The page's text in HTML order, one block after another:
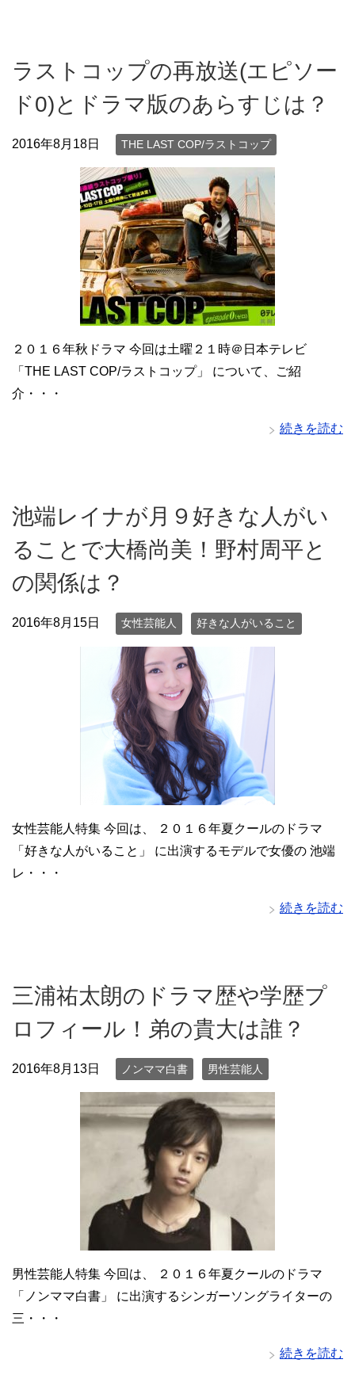
ラストコップの再放送(エピソー
ド0)とドラマ版のあらすじは？
2016年8月18日 THE LAST COP/ラストコップ
２０１６年秋ドラマ 今回は土曜２１時＠日本テレビ
「THE LAST COP/ラストコップ」 について、ご紹
介・・・
続きを読む
池端レイナが月９好きな人がい
ることで大橋尚美！野村周平と
の関係は？
2016年8月15日 女性芸能人 好きな人がいること
女性芸能人特集 今回は、 ２０１６年夏クールのドラマ
「好きな人がいること」 に出演するモデルで女優の 池端
レ・・・
続きを読む
三浦祐太朗のドラマ歴や学歴プ
ロフィール！弟の貴大は誰？
2016年8月13日 ノンママ白書 男性芸能人
男性芸能人特集 今回は、 ２０１６年夏クールのドラマ
「ノンママ白書」 に出演するシンガーソングライターの
三・・・
続きを読む